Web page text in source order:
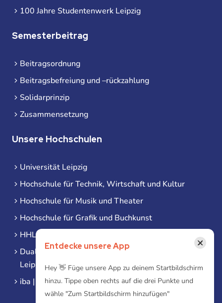
100 Jahre Studentenwerk Leipzig
Semesterbeitrag
Beitragsordnung
Beitragsbefreiung und –rückzahlung
Solidarprinzip
Zusammensetzung
Unsere Hochschulen
Universität Leipzig
Hochschule für Technik, Wirtschaft und Kultur
Hochschule für Musik und Theater
Hochschule für Grafik und Buchkunst
HHL Leipzig
Duale Hochschule Sachsen (DHSN) am Standort
Leipzig
iba | Campus Leipzig
Entdecke unsere App ×
Hey 👋 Füge unsere App zu deinem Startbildschirm
hinzu. Tippe oben rechts auf die drei Punkte und
wähle "Zum Startbildschirm hinzufügen"